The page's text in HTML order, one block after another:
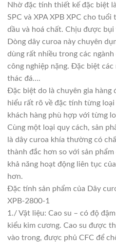
Nhờ đặc tính thiết kế đặc biệt
SPC và XPA XPB XPC cho
dầu và hoá chất. Chịu được
Dòng dây curoa này chuyên
dùng rất nhiều trong các
công nghiệp nặng. Đặc biệt các
thác đá….
Đặc biệt do là chuyên gia hàng
hiểu rất rõ về đặc tính từng
khách hàng phù hợp với từng
Cùng một loại quy cách, sản
là dây curoa khía thường có
thành đắc hơn so với sản
khả năng hoạt động liên tục
hơn.
Đặc tính sản phẩm của Dây
XPB-2800-1
1./ Vật liệu: Cao su – có độ
kiểu kim cương. Cao su được
vào trong, được phủ CFC để